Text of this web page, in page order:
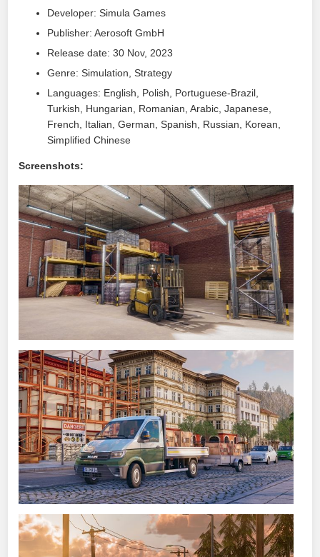
Developer: Simula Games
Publisher: Aerosoft GmbH
Release date: 30 Nov, 2023
Genre: Simulation, Strategy
Languages: English, Polish, Portuguese-Brazil,
Turkish, Hungarian, Romanian, Arabic, Japanese,
French, Italian, German, Spanish, Russian, Korean,
Simplified Chinese
Screenshots: